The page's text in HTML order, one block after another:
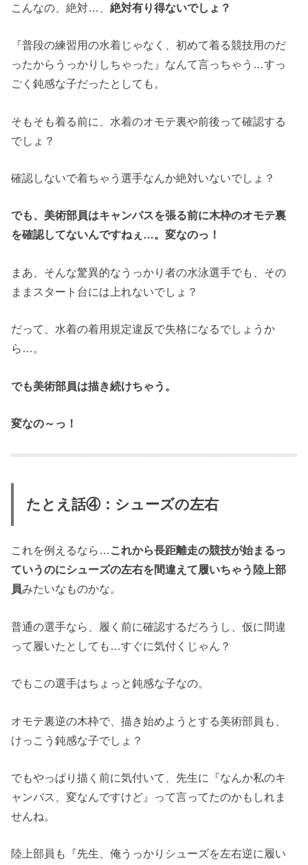
こんなの、絶対…、絶対有り得ないでしょ？
『普段の練習用の水着じゃなく、初めて着る競技用のだ
ったからうっかりしちゃった』なんて言っちゃう…すっ
ごく鈍感な子だったとしても。
そもそも着る前に、水着のオモテ裏や前後って確認する
でしょ？
確認しないで着ちゃう選手なんか絶対いないでしょ？
でも、美術部員はキャンバスを張る前に木枠のオモテ裏
を確認してないんですねぇ…。変なのっ！
まあ、そんな驚異的なうっかり者の水泳選手でも、その
ままスタート台には上れないでしょ？
だって、水着の着用規定違反で失格になるでしょうか
ら…。
でも美術部員は描き続けちゃう。
変なの～っ！
たとえ話④：シューズの左右
これを例えるなら… これから長距離走の競技が始まるっ
ていうのにシューズの左右を間違えて履いちゃう陸上部
員みたいなものかな。
普通の選手なら、履く前に確認するだろうし、仮に間違
って履いたとしても…すぐに気付くじゃん？
でもこの選手はちょっと鈍感な子なの。
オモテ裏逆の木枠で、描き始めようとする美術部員も、
けっこう鈍感な子でしょ？
でもやっぱり描く前に気付いて、先生に『なんか私のキ
ャンバス、変なんですけど』って言ってたのかもしれま
せんね。
陸上部員も『先生、俺うっかりシューズを左右逆に履い